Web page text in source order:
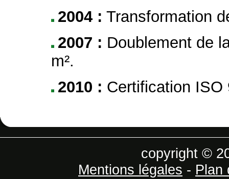
2004 : Transformation
2007 : Doublement de
m².
2010 : Certification ISO
copyright ©
Mentions légales - Plan